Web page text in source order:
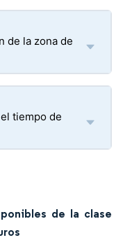
de la zona de
tiempo de
de la clase